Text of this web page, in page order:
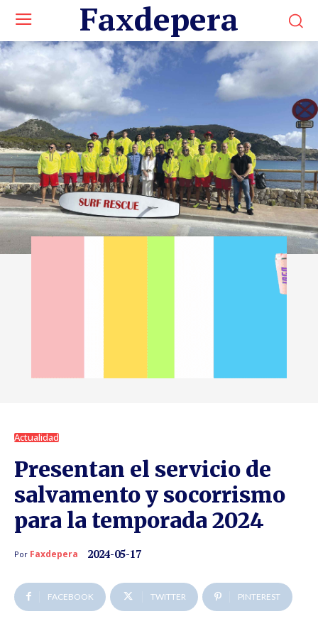
Faxdepera
Actualidad
Presentan el servicio de
salvamento y socorrismo
para la temporada 2024
Por Faxdepera 2024-05-17
FACEBOOK TWITTER PINTEREST